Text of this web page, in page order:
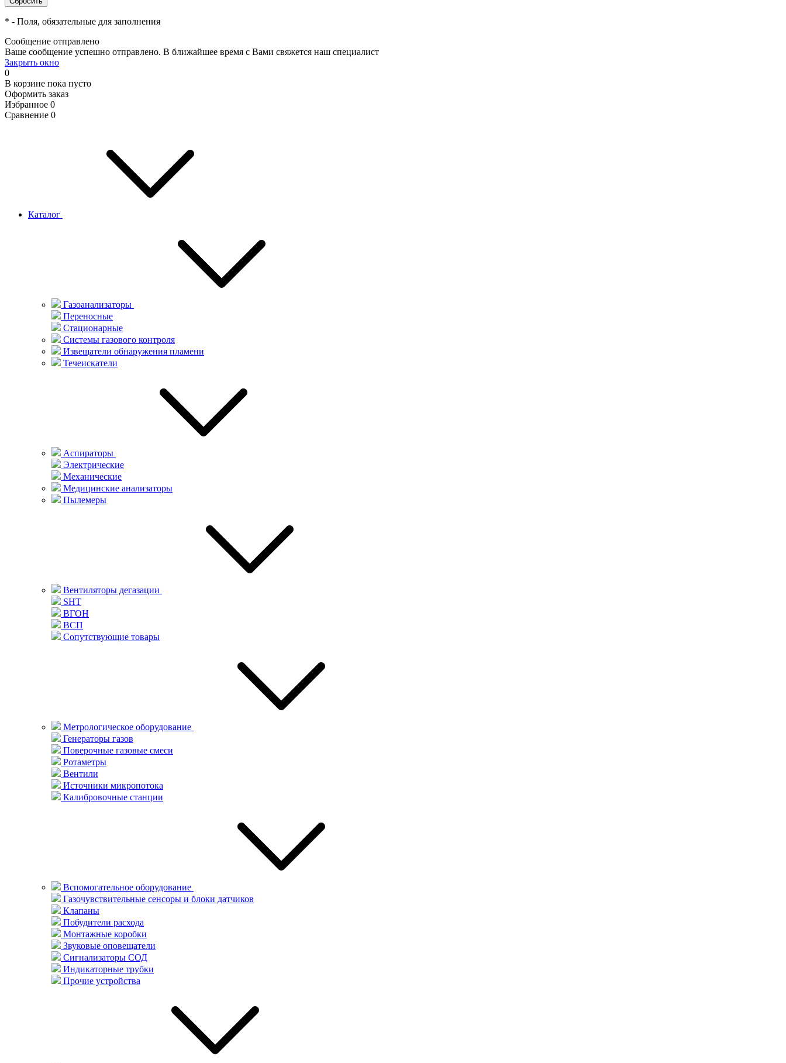
* - Поля, обязательные для заполнения
Сообщение отправлено
Ваше сообщение успешно отправлено. В ближайшее время с Вами свяжется наш специалист
Закрыть окно
0
В корзине пока пусто
Оформить заказ
Избранное 0
Сравнение 0
Каталог
Газоанализаторы
Переносные
Стационарные
Системы газового контроля
Извещатели обнаружения пламени
Течеискатели
Аспираторы
Электрические
Механические
Медицинские анализаторы
Пылемеры
Вентиляторы дегазации
SHT
ВГОН
ВСП
Сопутствующие товары
Метрологическое оборудование
Генераторы газов
Поверочные газовые смеси
Ротаметры
Вентили
Источники микропотока
Калибровочные станции
Вспомогательное оборудование
Газочувствительные сенсоры и блоки датчиков
Клапаны
Побудители расхода
Монтажные коробки
Звуковые оповещатели
Сигнализаторы СОД
Индикаторные трубки
Прочие устройства